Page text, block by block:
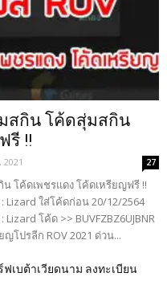
สกิน โค้ดสุ่มสกิน
รี !!
27
โค้ดเพชรแดง โค้ดเหรียญฟรี !!
Lizard ใส่โค้ดก่อน 20/12/2564
โค้ด >> BUVFZBZ6UJBNR
โปรลีก ROV 2021 ด่วน...
ฟเบต้าเวียดนาม ลงทะเบียน